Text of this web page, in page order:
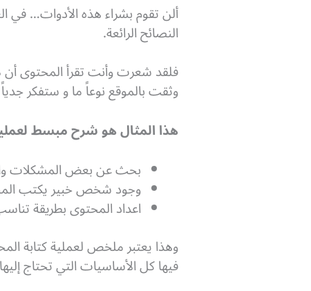
ألن تقوم بشراء هذه الأدوات…
النصائح الرائعة.
فلقد شعرت وأنت تقرأ المحتوى
وثقت بالموقع نوعاً ما و ستفكر
هذا المثال هو شرح مبسط
بحث عن بعض المشكلات
وجود شخص خبير يكتب
اعداد المحتوى بطريقة
وهذا يعتبر ملخص لعملية كتابة
فيها كل الأساسيات التي تحتاج